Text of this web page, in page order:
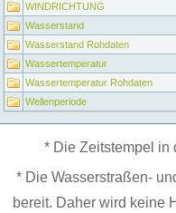
WINDRICHTUNG
Wasserstand
Wasserstand Rohdaten
Wassertemperatur
Wassertemperatur Rohdaten
Wellenperiode
* Die Zeitstempel in
* Die Wasserstraßen-
bereit. Daher wird keine